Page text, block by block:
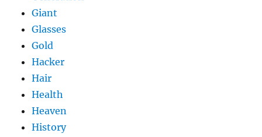
Giant
Glasses
Gold
Hacker
Hair
Health
Heaven
History